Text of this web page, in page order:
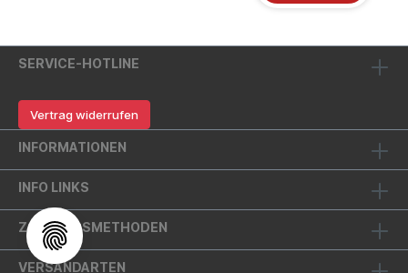
SERVICE-HOTLINE
Vertrag widerrufen
INFORMATIONEN
INFO LINKS
ZAHLUNGSMETHODEN
VERSANDARTEN